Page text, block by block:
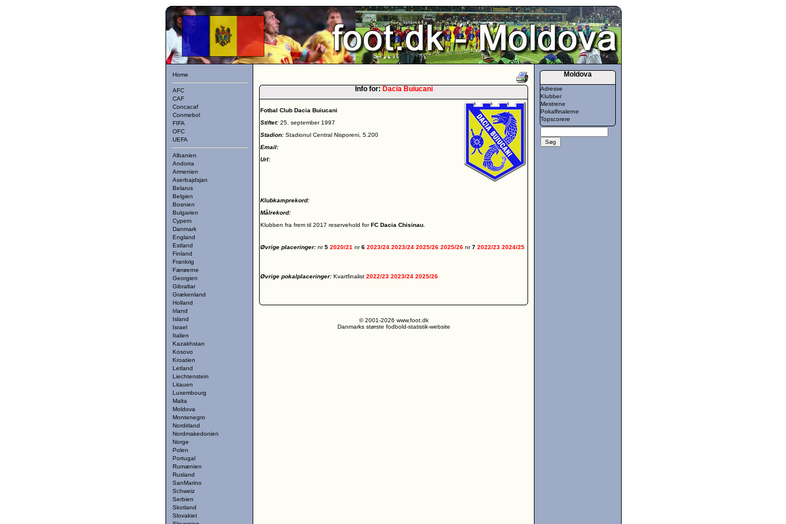
Home
AFC
CAF
Concacaf
Conmebol
FIFA
OFC
UEFA
Albanien
Andorra
Armenien
Aserbajdsjan
Belarus
Belgien
Bosnien
Bulgarien
Cypern
Danmark
England
Estland
Finland
Frankrig
Færøerne
Georgien
Gibraltar
Grækenland
Holland
Irland
Island
Israel
Italien
Kazakhstan
Kosovo
Kroatien
Letland
Liechtenstein
Litauen
Luxembourg
Malta
Moldova
Montenegro
Nordirland
Nordmakedonien
Norge
Polen
Portugal
Rumænien
Rusland
SanMarino
Schweiz
Serbien
Skotland
Slovakiet
Info for: Dacia Buiucani
Fotbal Club Dacia Buiucani
Stiftet: 25. september 1997
Stadion: Stadionul Central Nisporeni, 5.200
Email:
Url:
Klubkamprekord:
Målrekord:
Klubben fra frem til 2017 reservehold forFC Dacia Chisinau
Øvrige placeringer: nr5 2020/21 nr6 2023/24 2023/24 2025/26 2025/26 nr7 2022/23 2024/25
Øvrige pokalplaceringer: Kvartfinalist 2022/23 2023/24 2025/26
© 2001-2026 www.foot.dk
Danmarks største fodbold-statistik-website
Moldova
Adresse
Klubber
Mestrene
Pokalfinalerne
Topscorere